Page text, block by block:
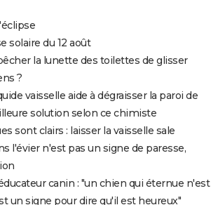
solaire du 12 août
la lunette des toilettes de glisser
?
vaisselle aide à dégraisser la paroi de
solution selon ce chimiste
sont clairs : laisser la vaisselle sale
l'évier n'est pas un signe de paresse,
canin : "un chien qui éternue n'est
un signe pour dire qu'il est heureux"